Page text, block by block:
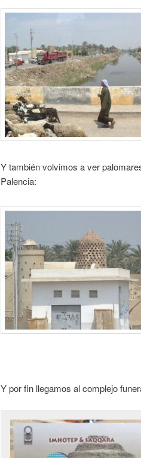
Y también volvimos a ver
Palencia:
Y por fin llegamos al complejo